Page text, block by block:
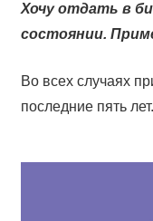
Хочу отдать в
состоянии.
Во всех случаях
последние пять лет.